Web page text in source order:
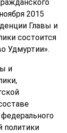
2015
Главы и
состоится
Удмуртии».
и
политики